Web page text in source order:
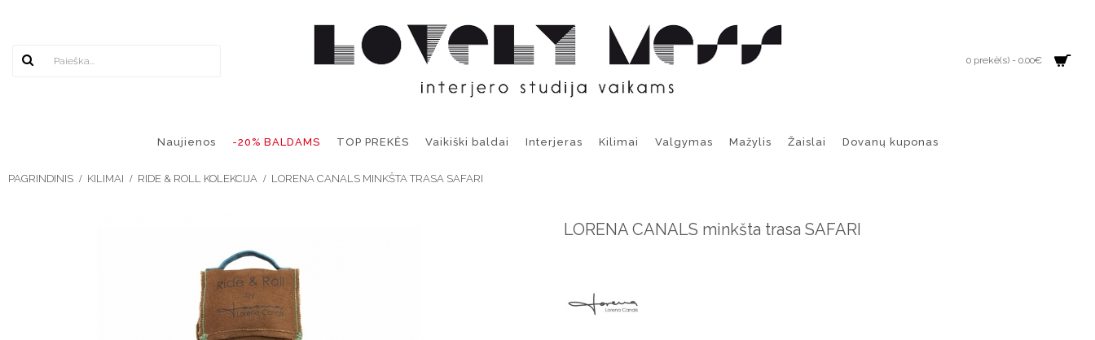
0 prekė(s) - 0.00€
Naujienos -20% BALDAMS TOP PREKĖS Vaikiški baldai Interjeras Kilimai Valgymas Mažylis Žaislai Dovanų kuponas
PAGRINDINIS KILIMAI RIDE & ROLL KOLEKCIJA LORENA CANALS MINKŠTA TRASA SAFARI
LORENA CANALS minkšta trasa SAFARI